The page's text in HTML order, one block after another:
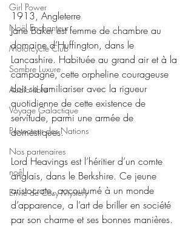
Girl Power
Noël Enchanteur
Motorcycle Club
Sombre Luxure
Audio libre
Voyage Galactique
Protecteur des Nations
Nos partenaires
noêl
Envie de Cosy Mystery
1913, Angleterre
Jane Baker est femme de chambre au
domaine d’Huffington, dans le
Lancashire. Habituée au grand air et à la
campagne, cette orpheline courageuse
doit se familiariser avec la rigueur
quotidienne de cette existence de
servitude, parmi une armée de
domestiques.
Lord Heavings est l’héritier d’un comte
anglais, dans le Berkshire. Ce jeune
aristocrate, accoutumé à un monde
d’apparence, a l’art de briller en société
par son charme et ses bonnes manières.